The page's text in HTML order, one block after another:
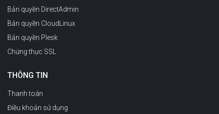
Bản quyền DirectAdmin
Bản quyền CloudLinux
Bản quyền Plesk
Chứng thực SSL
THÔNG TIN
Thanh toán
Điều khoản sử dụng